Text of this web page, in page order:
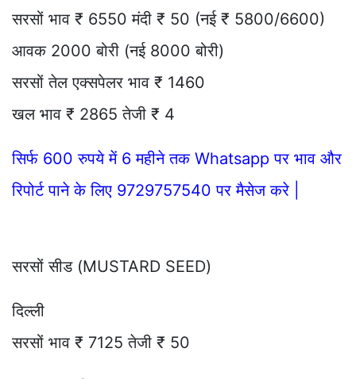
सरसों भाव ₹ 6550 मंदी ₹ 50 (नई ₹ 5800/6600)
आवक 2000 बोरी (नई 8000 बोरी)
सरसों तेल एक्सपेलर भाव ₹ 1460
खल भाव ₹ 2865 तेजी ₹ 4
सिर्फ 600 रुपये में 6 महीने तक Whatsapp पर भाव और
रिपोर्ट पाने के लिए 9729757540 पर मैसेज करे |
सरसों सीड (MUSTARD SEED)
दिल्ली
सरसों भाव ₹ 7125 तेजी ₹ 50